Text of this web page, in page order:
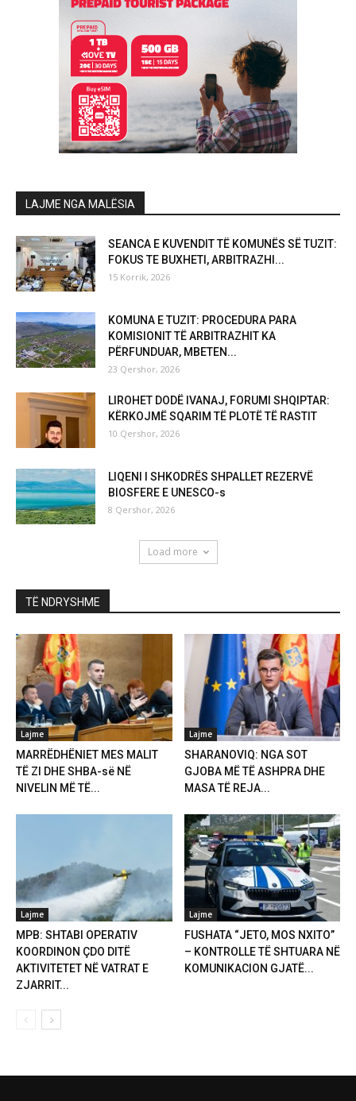
LAJME NGA MALËSIA
SEANCA E KUVENDIT TË KOMUNËS SË TUZIT:
FOKUS TE BUXHETI, ARBITRAZHI...
15 Korrik, 2026
KOMUNA E TUZIT: PROCEDURA PARA
KOMISIONIT TË ARBITRAZHIT KA
PËRFUNDUAR, MBETEN...
23 Qershor, 2026
LIROHET DODË IVANAJ, FORUMI SHQIPTAR:
KËRKOJMË SQARIM TË PLOTË TË RASTIT
10 Qershor, 2026
LIQENI I SHKODRËS SHPALLET REZERVË
BIOSFERE E UNESCO-s
8 Qershor, 2026
Load more
TË NDRYSHME
Lajme
MARRËDHËNIET MES MALIT
TË ZI DHE SHBA-së NË
NIVELIN MË TË...
Lajme
SHARANOVIQ: NGA SOT
GJOBA MË TË ASHPRA DHE
MASA TË REJA...
Lajme
MPB: SHTABI OPERATIV
KOORDINON ÇDO DITË
AKTIVITETET NË VATRAT E
ZJARRIT...
Lajme
FUSHATA “JETO, MOS NXITO”
– KONTROLLE TË SHTUARA NË
KOMUNIKACION GJATË...